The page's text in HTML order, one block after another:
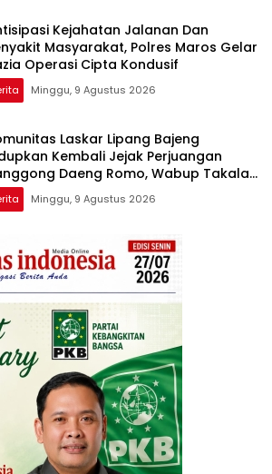
Kejahatan Jalanan Dan
Masyarakat, Polres Maros Gelar
Operasi Cipta Kondusif
Minggu, 9 Agustus 2026
Laskar Lipang Bajeng
Kembali Jejak Perjuangan
Daeng Romo, Wabup Takalar:
Bahwa Sejarah Adalah
yang Tak Ternilai”.
Minggu, 9 Agustus 2026